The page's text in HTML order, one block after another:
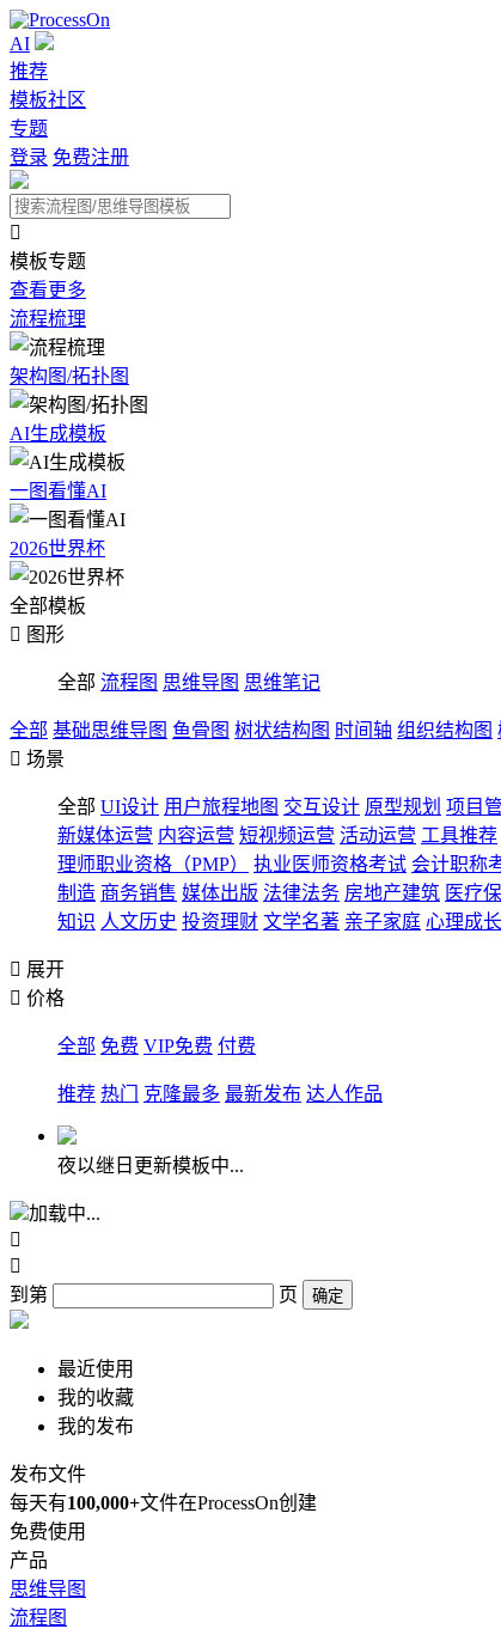
AI
推荐
模板社区
专题
登录 免费注册

模板专题
查看更多
流程梳理
架构图/拓扑图
AI生成模板
一图看懂AI
2026世界杯
全部模板
 图形
全部 流程图 思维导图 思维笔记
全部 基础思维导图 鱼骨图 树状结构图 时间轴 组织结构图
 场景
全部 UI设计 用户旅程地图 交互设计 原型规划 项目
新媒体运营 内容运营 短视频运营 活动运营 工具推荐
理师职业资格（PMP）
执业医师资格考试 会计职称
制造 商务销售 媒体出版 法律法务 房地产建筑 医疗
知识 人文历史 投资理财 文学名著 亲子家庭 心理成长
 展开
 价格
全部 免费 VIP免费 付费
推荐 热门 克隆最多 最新发布 达人作品
夜以继日更新模板中...
加载中...


到第
页 确定
最近使用
我的收藏
我的发布
发布文件
每天有100,000+文件在ProcessOn创建
免费使用
产品
思维导图
流程图